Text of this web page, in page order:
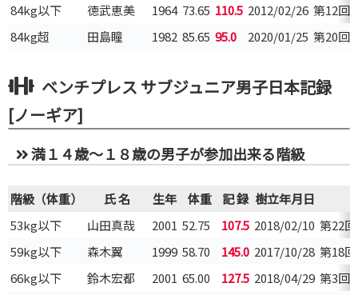
84kg以下
徳武恵美 1964 73.65 110.5 2012/02/26 第12回
84kg超
田島瞳 1982 85.65 95.0 2020/01/25 第20回
ベンチプレス サブジュニア男子日本記録
[ノーギア]
満１４歳～１８歳の男子が参加出来る階級
階級（体重） 氏 名 生年 体重 記 録 樹立年月日
53kg以下
山田真哉 2001 52.75 107.5 2018/02/10 第22
59kg以下
森木翼 1999 58.70 145.0 2017/10/28 第18
66kg以下
鈴木宏都 2001 65.00 127.5 2018/04/29 第3回